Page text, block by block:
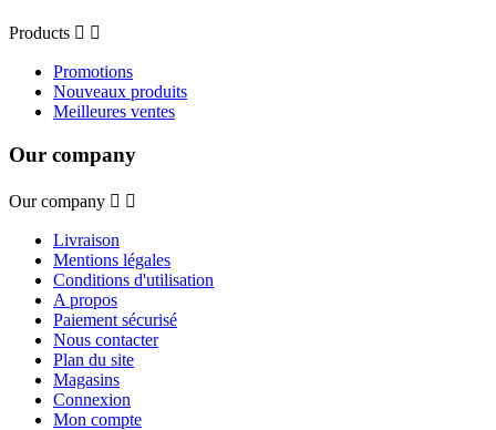
Products  
Promotions
Nouveaux produits
Meilleures ventes
Our company
Our company  
Livraison
Mentions légales
Conditions d'utilisation
A propos
Paiement sécurisé
Nous contacter
Plan du site
Magasins
Connexion
Mon compte